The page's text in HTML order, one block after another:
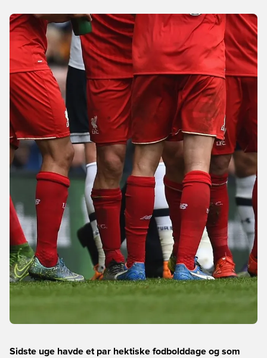
Sidste uge havde et par hektiske fodbolddage og som